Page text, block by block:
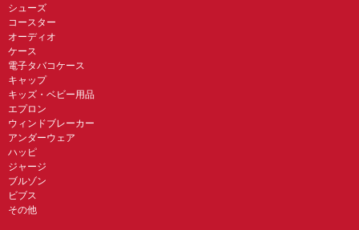
シューズ
コースター
オーディオ
ケース
電子タバコケース
キャップ
キッズ・ベビー用品
エプロン
ウィンドブレーカー
アンダーウェア
ハッピ
ジャージ
ブルゾン
ビブス
その他